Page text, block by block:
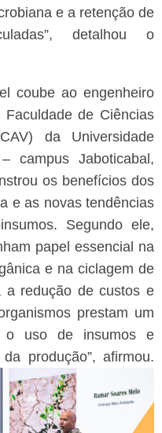
e a retenção de
detalhou o
coube ao engenheiro
de Ciências
da Universidade
campus Jaboticabal,
os benefícios dos
e as novas tendências
Segundo ele,
papel essencial na
e na ciclagem de
a redução de custos e
prestam um
o uso de insumos e
produção”, afirmou.